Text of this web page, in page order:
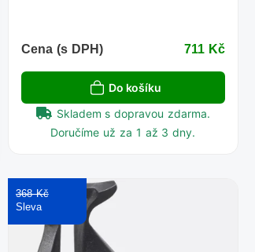
Cena (s DPH) 711 Kč
Do košíku
Skladem s dopravou zdarma.
Doručíme už za 1 až 3 dny.
368 Kč